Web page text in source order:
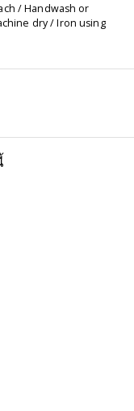
/ Handwash or
dry / Iron using